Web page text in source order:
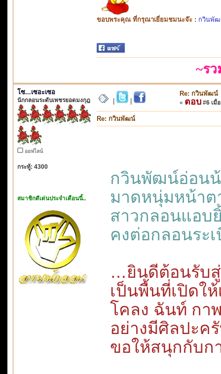
ขอบพระคุณ ที่กรุณาเยี่ยมชมนะจ๊ะ : กวินพั
~ร
โซ...เซอะเซอ
นักกลอนระดับเพชรยอดมงกุฎ
ออฟไลน์
กระทู้: 4300
สมาชิกดีเด่นประจำเดือนนี้..
Re: กวินพัฒน์
« ตอบ #6 เมื่
Re: กวินพัฒน์
กวินพัฒน์อ่อ
มาดหนุ่มหน้า
สาวกลอนแอ
คงต่อกลอนระ
…ยินดีต้อนรับ
เป็นพื้นที่เปิดใ
โคลง ฉันท์ กา
อย่างมีศิลปะค
ขอให้สนุกกับก